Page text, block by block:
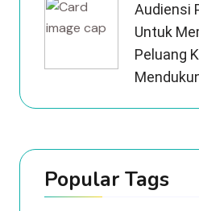
Audiensi
Untuk
Peluang
Popular Tags